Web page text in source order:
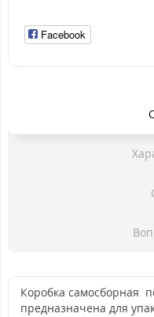
Facebook
Коробка самосборная
предназначена для